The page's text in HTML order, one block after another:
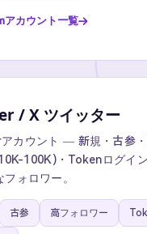
アカウント一覧
/ X ツイッター
カウント — 新規・古参・
100K)・Tokenログイン
フォロワー。
古参 高フォロワー